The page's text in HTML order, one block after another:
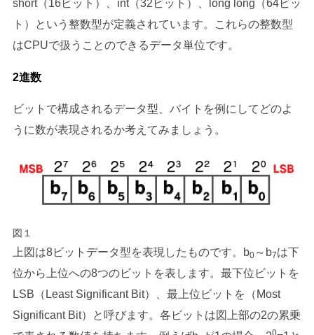
short（16ビット）、int（32ビット）、long long（64ビッ
ト）という整数型が定義されています。これらの整数型
はCPUで扱うことのできるデータ単位です。
2進数
ビットで構成されるデータ型、バイトを例にしてどのよ
うに数が表現されるか考えてみましょう。
図１
上図は8ビットデータ型を表現したものです。b0～b7は下
位から上位への8つのビットを表します。最下位ビットを
LSB（Least Significant Bit）、最上位ビットを（Most
Significant Bit）と呼びます。各ビットは図上部の2の累乗
0